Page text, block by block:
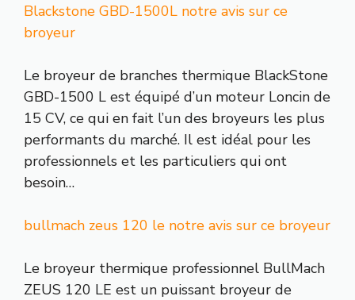
Blackstone GBD-1500L notre avis sur ce
broyeur
Le broyeur de branches thermique BlackStone
GBD-1500 L est équipé d’un moteur Loncin de
15 CV, ce qui en fait l’un des broyeurs les plus
performants du marché. Il est idéal pour les
professionnels et les particuliers qui ont
besoin…
bullmach zeus 120 le notre avis sur ce broyeur
Le broyeur thermique professionnel BullMach
ZEUS 120 LE est un puissant broyeur de